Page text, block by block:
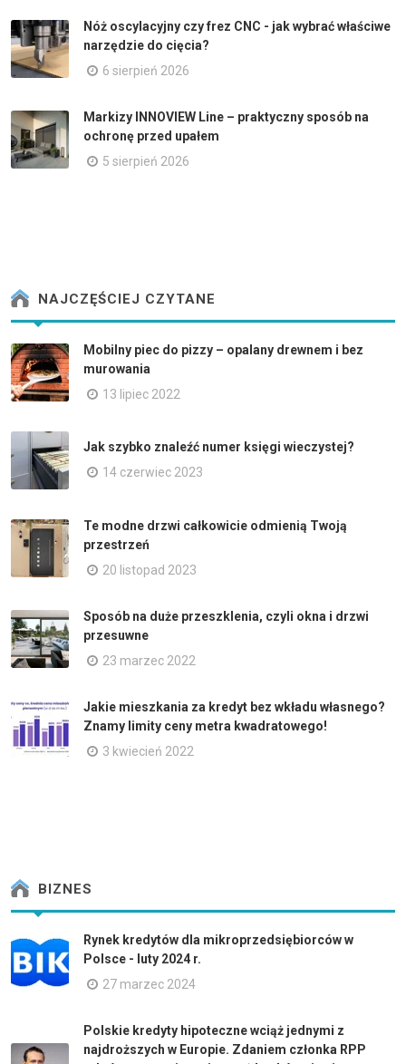
Nóż oscylacyjny czy frez CNC - jak wybrać właściwe
narzędzie do cięcia?
6 sierpień 2026
Markizy INNOVIEW Line – praktyczny sposób na
ochronę przed upałem
5 sierpień 2026
NAJCZĘŚCIEJ CZYTANE
Mobilny piec do pizzy – opalany drewnem i bez
murowania
13 lipiec 2022
Jak szybko znaleźć numer księgi wieczystej?
14 czerwiec 2023
Te modne drzwi całkowicie odmienią Twoją
przestrzeń
20 listopad 2023
Sposób na duże przeszklenia, czyli okna i drzwi
przesuwne
23 marzec 2022
Jakie mieszkania za kredyt bez wkładu własnego?
Znamy limity ceny metra kwadratowego!
3 kwiecień 2022
BIZNES
Rynek kredytów dla mikroprzedsiębiorców w
Polsce - luty 2024 r.
27 marzec 2024
Polskie kredyty hipoteczne wciąż jednymi z
najdroższych w Europie. Zdaniem członka RPP